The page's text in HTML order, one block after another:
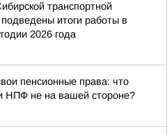
транспортной
подведены итоги работы в
2026 года
пенсионные права: что
НПФ не на вашей стороне?